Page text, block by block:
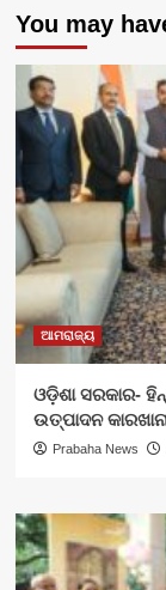
You may
ଆମରାଜ୍ୟ
ଓଡ଼ିଶା ସରକାର-
ଉତ୍ପାଦନ
Prabaha News